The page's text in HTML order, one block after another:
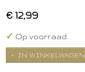
€ 12,99
✓ Op voorraad
IN WINKELWAGEN